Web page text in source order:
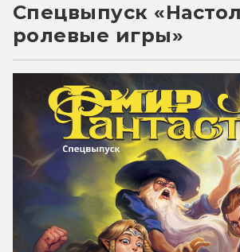
Спецвыпуск
ролевые игры»